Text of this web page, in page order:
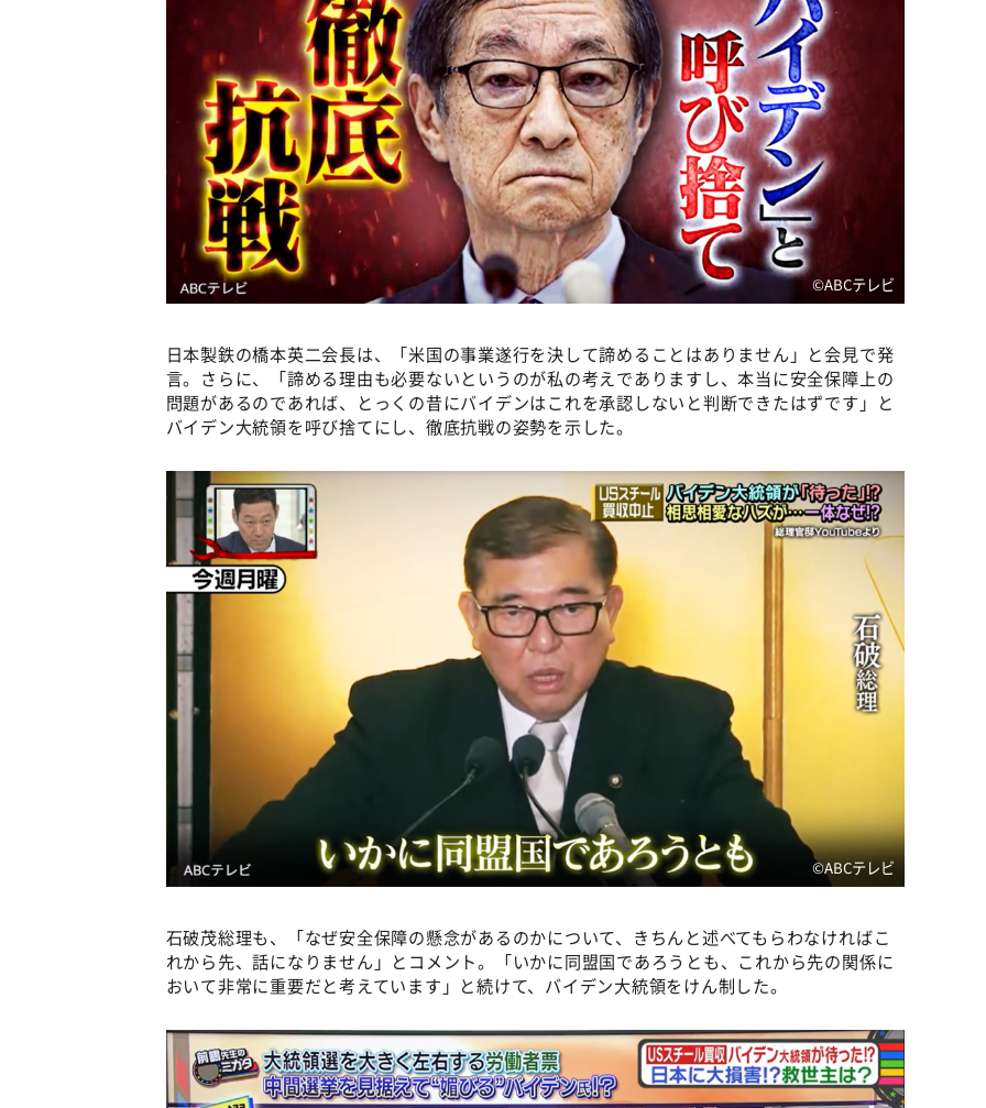
©️ABCテレビ
日本製鉄の橋本英二会長は、「米国の事業遂行を決して諦めることはありません」と会見で発
言。さらに、「諦める理由も必要ないというのが私の考えでありますし、本当に安全保障上の
問題があるのであれば、とっくの昔にバイデンはこれを承認しないと判断できたはずです」と
バイデン大統領を呼び捨てにし、徹底抗戦の姿勢を示した。
©️ABCテレビ
石破茂総理も、「なぜ安全保障の懸念があるのかについて、きちんと述べてもらわなければこ
れから先、話になりません」とコメント。「いかに同盟国であろうとも、これから先の関係に
おいて非常に重要だと考えています」と続けて、バイデン大統領をけん制した。